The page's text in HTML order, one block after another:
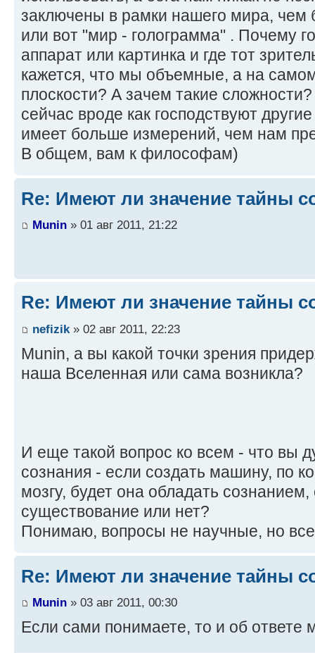
заключены в рамки нашего мира, чем
или вот "мир - голограмма" . Почему
аппарат или картинка и где тот
кажется, что мы объемные, а на
плоскости? А зачем такие
сейчас вроде как господствуют
имеет больше измерений, чем нам
В общем, вам к философам)
Re: Имеют ли значение тайны
Munin » 01 авг 2011, 21:22
Re: Имеют ли значение тайны
nefizik » 02 авг 2011, 22:23
Munin, а вы какой точки зрения
наша Вселенная или сама возникла?
И еще такой вопрос ко всем - что вы
сознания - если создать машину, по
мозгу, будет она обладать
существование или нет?
Понимаю, вопросы не научные, но
Re: Имеют ли значение тайны
Munin » 03 авг 2011, 00:30
Если сами понимаете, то и об ответе